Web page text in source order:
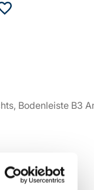
Bodenleiste B3